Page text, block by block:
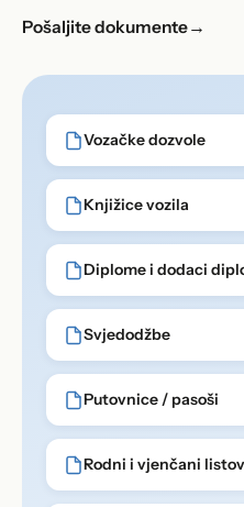
Vozačke dozvole
Knjižice vozila
Diplome i dodaci
Svjedodžbe
Putovnice / pasoši
Rodni i vjenčani
Pošaljite dokumente→